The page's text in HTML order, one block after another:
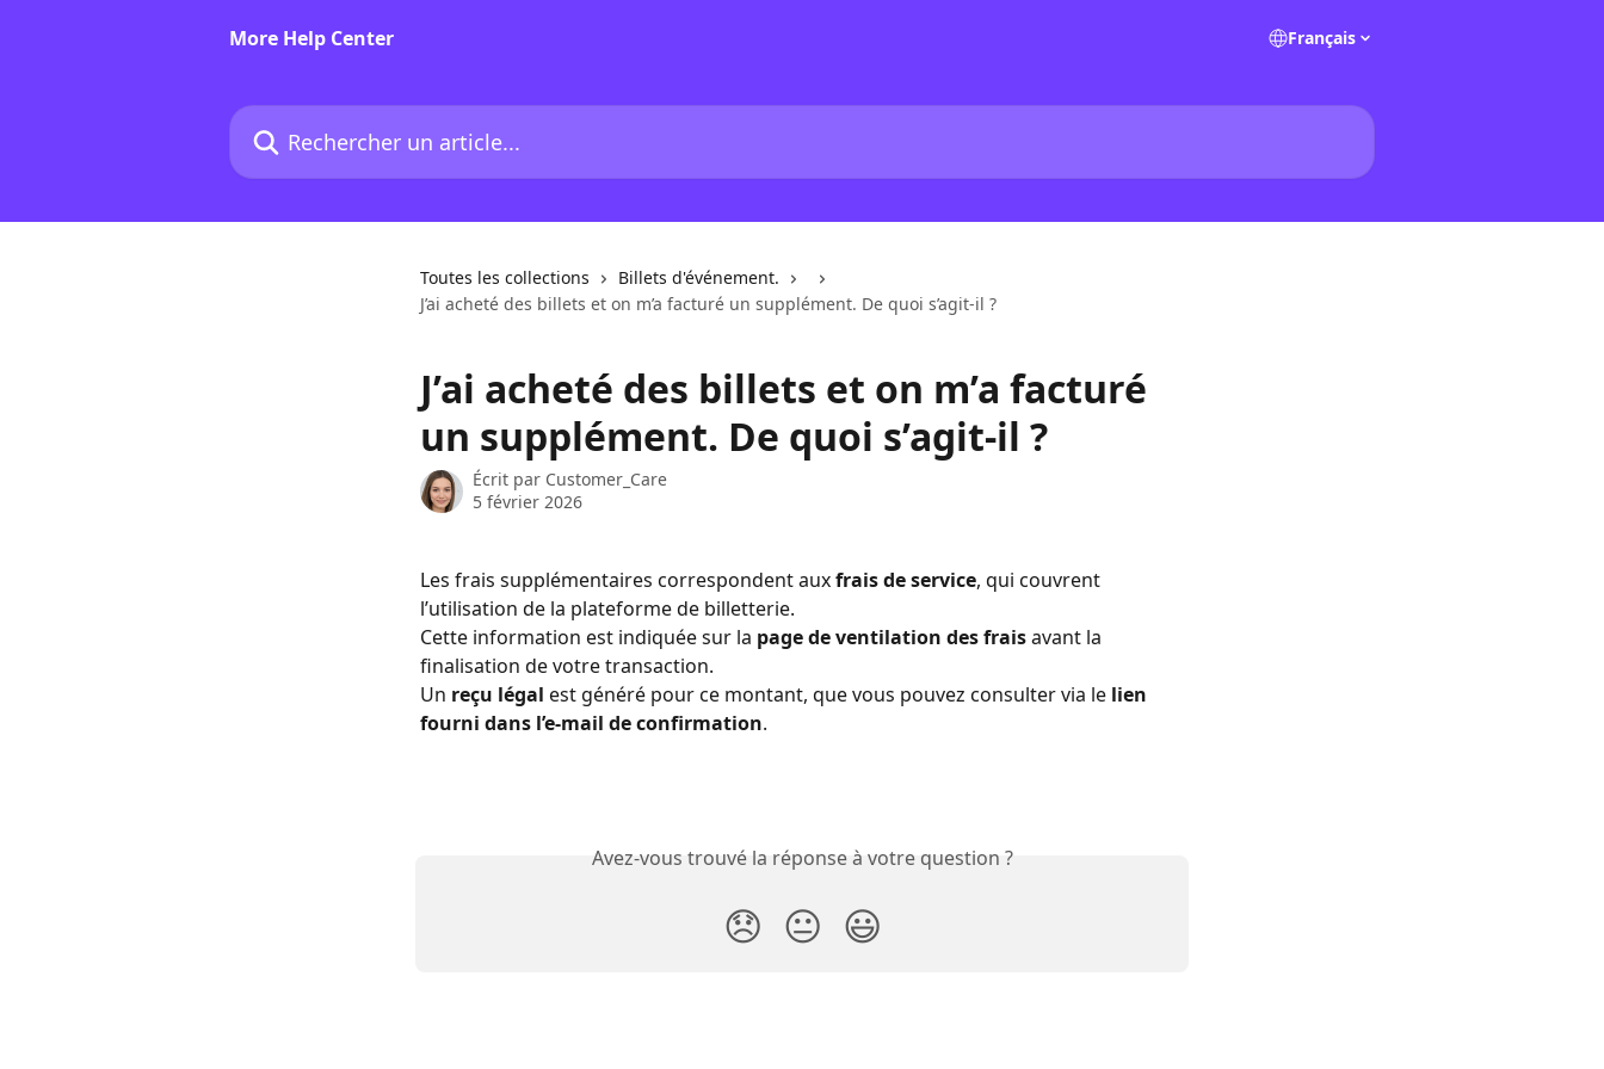
More Help Center
Français
Rechercher un article...
Toutes les collections
Billets d'événement.
J’ai acheté des billets et on m’a facturé un supplément. De quoi s’agit-il ?
J’ai acheté des billets et on m’a facturé
un supplément. De quoi s’agit-il ?
Écrit par Customer_Care
5 février 2026
Les frais supplémentaires correspondent aux frais de service, qui couvrent
l’utilisation de la plateforme de billetterie.
Cette information est indiquée sur la page de ventilation des frais avant la
finalisation de votre transaction.
Un reçu légal est généré pour ce montant, que vous pouvez consulter via le lien
fourni dans l’e-mail de confirmation.
Avez-vous trouvé la réponse à votre question ?
😞 😐 😃